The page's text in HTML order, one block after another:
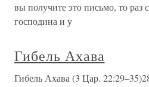
вы получите это письмо, то раз
господина и у
Гибель Ахава
Гибель Ахава (3 Цар.